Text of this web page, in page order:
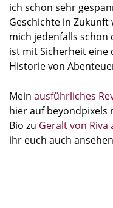
ich schon sehr
Geschichte in
mich jedenfalls schon
ist mit Sicherheit eine
Historie von
Mein ausführliches
hier auf beyondpixels
Bio zu Geralt von Riva
ihr euch auch